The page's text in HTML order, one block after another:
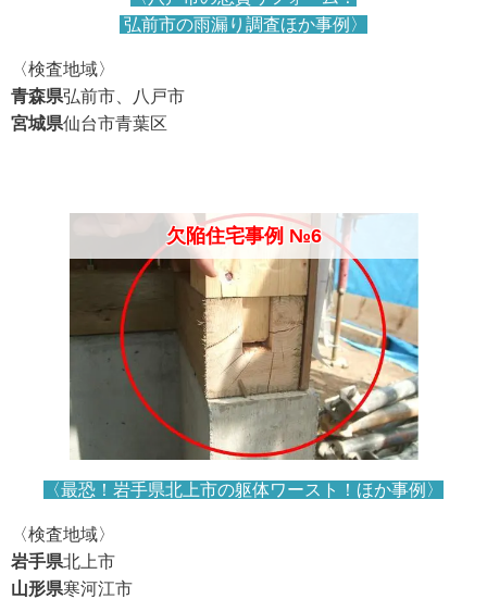
弘前市の雨漏り調査ほか事例〉
〈検査地域〉
青森県弘前市、八戸市
宮城県仙台市青葉区
欠陥住宅事例 №6
〈最恐！岩手県北上市の躯体ワースト！ ほか事例〉
〈検査地域〉
岩手県北上市
山形県寒河江市